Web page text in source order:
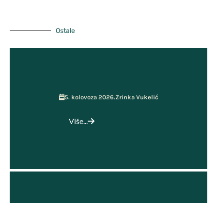
Ostale
5. kolovoza 2026.Zrinka Vukelić
Više...